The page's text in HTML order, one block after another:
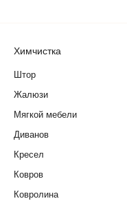
Химчистка
Штор
Жалюзи
Мягкой мебели
Диванов
Кресел
Ковров
Ковролина